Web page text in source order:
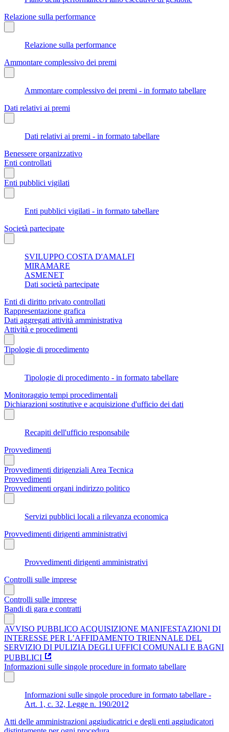
Relazione sulla performance
Relazione sulla performance
Ammontare complessivo dei premi
Ammontare complessivo dei premi - in formato tabellare
Dati relativi ai premi
Dati relativi ai premi - in formato tabellare
Benessere organizzativo
Enti controllati
Enti pubblici vigilati
Enti pubblici vigilati - in formato tabellare
Società partecipate
SVILUPPO COSTA D'AMALFI
MIRAMARE
ASMENET
Dati società partecipate
Enti di diritto privato controllati
Rappresentazione grafica
Dati aggregati attività amministrativa
Attività e procedimenti
Tipologie di procedimento
Tipologie di procedimento - in formato tabellare
Monitoraggio tempi procedimentali
Dichiarazioni sostitutive e acquisizione d'ufficio dei dati
Recapiti dell'ufficio responsabile
Provvedimenti
Provvedimenti dirigenziali Area Tecnica
Provvedimenti
Provvedimenti organi indirizzo politico
Servizi pubblici locali a rilevanza economica
Provvedimenti dirigenti amministrativi
Provvedimenti dirigenti amministrativi
Controlli sulle imprese
Controlli sulle imprese
Bandi di gara e contratti
AVVISO PUBBLICO ACQUISIZIONE MANIFESTAZIONI DI
INTERESSE PER L’AFFIDAMENTO TRIENNALE DEL
SERVIZIO DI PULIZIA DEGLI UFFICI COMUNALI E BAGNI
PUBBLICI
Informazioni sulle singole procedure in formato tabellare
Informazioni sulle singole procedure in formato tabellare -
Art. 1, c. 32, Legge n. 190/2012
Atti delle amministrazioni aggiudicatrici e degli enti aggiudicatori